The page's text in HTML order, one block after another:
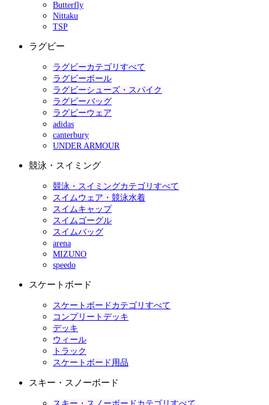
Butterfly
Nittaku
TSP
ラグビー
ラグビーカテゴリすべて
ラグビーボール
ラグビーシューズ・スパイク
ラグビーバッグ
ラグビーウェア
adidas
canterbury
UNDER ARMOUR
競泳・スイミング
競泳・スイミングカテゴリすべて
スイムウェア・競泳水着
スイムキャップ
スイムゴーグル
スイムバッグ
arena
MIZUNO
speedo
スケートボード
スケートボードカテゴリすべて
コンプリートデッキ
デッキ
ウィール
トラック
スケートボード用品
スキー・スノーボード